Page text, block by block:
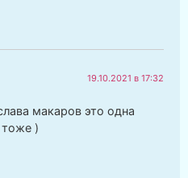
19.10.2021 в 17:32
макаров это одна
тоже )